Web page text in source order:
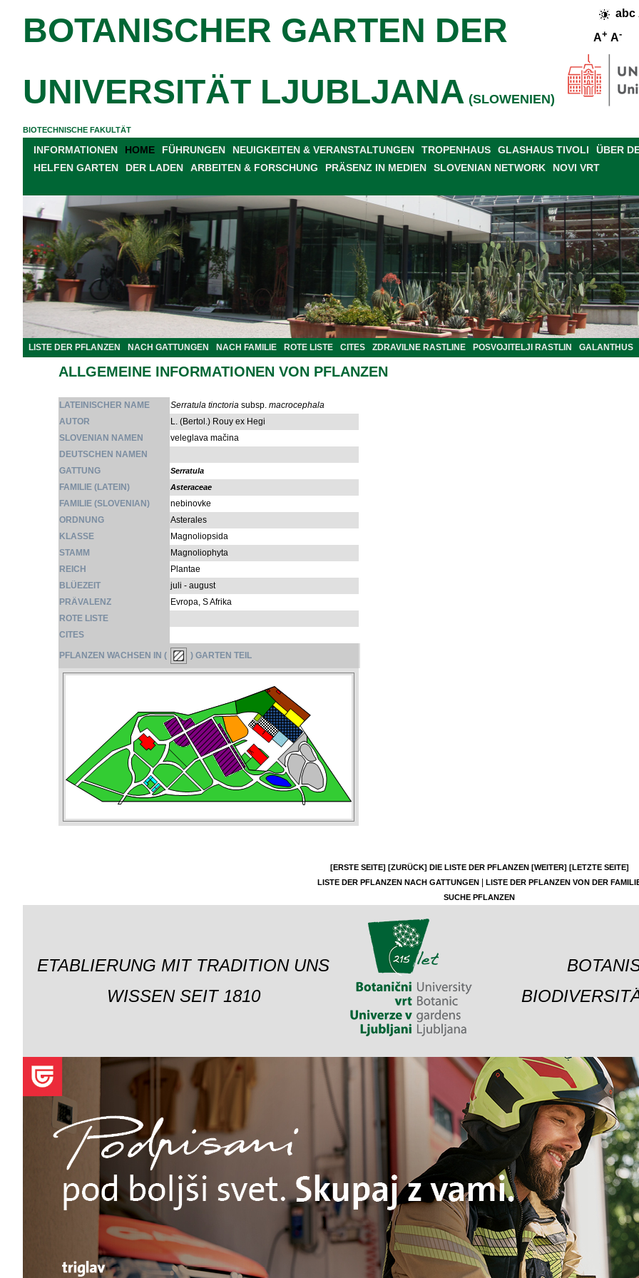
abc
A+ A-
BOTANISCHER GARTEN DER
UNIVERSITÄT LJUBLJANA (SLOWENIEN)
BIOTECHNISCHE FAKULTÄT
INFORMATIONEN HOME FÜHRUNGEN NEUIGKEITEN & VERANSTALTUNGEN TROPENHAUS GLASHAUS TIVOLI
ÜBER
HELFEN GARTEN
DER LADEN ARBEITEN & FORSCHUNG PRÄSENZ IN MEDIEN SLOVENIAN NETWORK NOVI VRT
LISTE DER PFLANZEN NACH GATTUNGEN NACH FAMILIE ROTE LISTE CITES ZDRAVILNE RASTLINE POSVOJITELJI RASTLIN GALANTHUS
ALLGEMEINE INFORMATIONEN VON PFLANZEN
LATEINISCHER NAME Serratula tinctoria subsp. macrocephala
AUTOR
L. (Bertol.) Rouy ex Hegi
SLOVENIAN NAMEN
veleglava mačina
DEUTSCHEN NAMEN
GATTUNG
Serratula
FAMILIE (LATEIN) Asteraceae
FAMILIE (SLOVENIAN)
nebinovke
ORDNUNG
Asterales
KLASSE
Magnoliopsida
STAMM
Magnoliophyta
REICH
Plantae
BLÜEZEIT
juli - august
PRÄVALENZ
Evropa, S Afrika
ROTE LISTE
CITES
PFLANZEN WACHSEN IN ( ) GARTEN TEIL
[ERSTE SEITE] [ZURÜCK] DIE LISTE DER PFLANZEN [WEITER] [LETZTE SEITE]
LISTE DER PFLANZEN NACH GATTUNGEN
LISTE DER PFLANZEN VON DER
SUCHE PFLANZEN
ETABLIERUNG MIT TRADITION UNS
WISSEN SEIT 1810